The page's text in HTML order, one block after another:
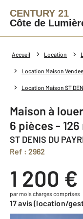
CENTURY 21
Côte de
Accueil Location
Location Maison
Location Maison ST
Maison à louer
6 pièces -
ST DENIS DU
Ref : 2962
1 200 €
par mois charges comprises
17 avis (location/